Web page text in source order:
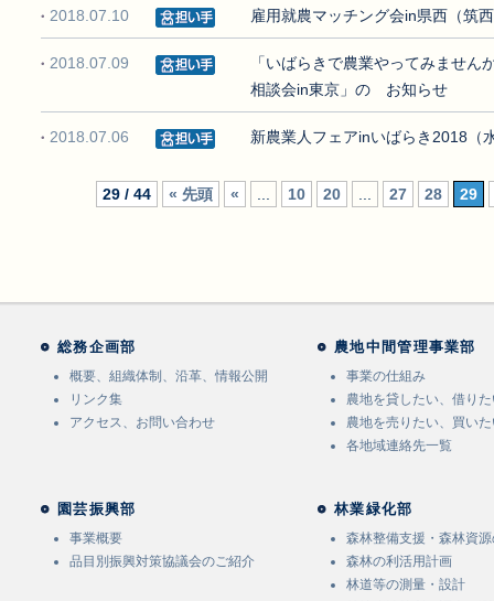
2018.07.10 雇用就農マッチング会in県西（筑
2018.07.09
「いばらきで農業やって
相談会in東京」の お知らせ
2018.07.06 新農業人フェアinいばらき2018（
29 / 44 « 先頭 « ... 10 20 ... 27 28 29
総務企画部
概要、組織体制、沿革、情報公開
リンク集
アクセス、お問い合わせ
園芸振興部
事業概要
品目別振興対策協議会のご紹介
農地中間管理事業部
事業の仕組み
農地を貸したい、借り
農地を売りたい、買い
各地域連絡先一覧
林業緑化部
森林整備支援・森林資
森林の利活用計画
林道等の測量・設計